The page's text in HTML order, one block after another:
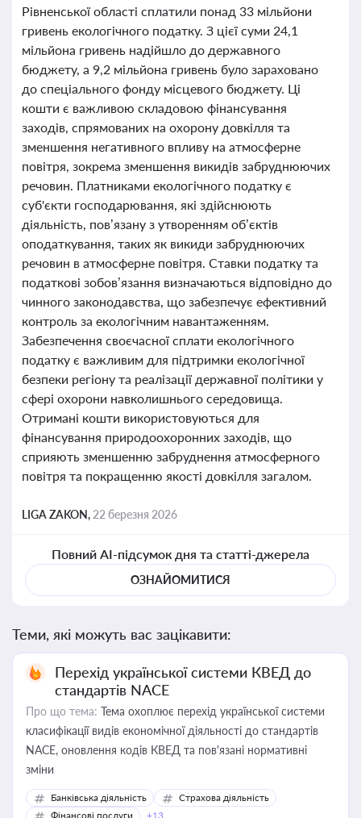
Рівненської області сплатили понад 33 мільйони
гривень екологічного податку. З цієї суми 24,1
мільйона гривень надійшло до державного
бюджету, а 9,2 мільйона гривень було зараховано
до спеціального фонду місцевого бюджету. Ці
кошти є важливою складовою фінансування
заходів, спрямованих на охорону довкілля та
зменшення негативного впливу на атмосферне
повітря, зокрема зменшення викидів забруднюючих
речовин. Платниками екологічного податку є
суб'єкти господарювання, які здійснюють
діяльність, пов’язану з утворенням об’єктів
оподаткування, таких як викиди забруднюючих
речовин в атмосферне повітря. Ставки податку та
податкові зобов’язання визначаються відповідно до
чинного законодавства, що забезпечує ефективний
контроль за екологічним навантаженням.
Забезпечення своєчасної сплати екологічного
податку є важливим для підтримки екологічної
безпеки регіону та реалізації державної політики у
сфері охорони навколишнього середовища.
Отримані кошти використовуються для
фінансування природоохоронних заходів, що
сприяють зменшенню забруднення атмосферного
повітря та покращенню якості довкілля загалом.
LIGA ZAKON, 22 березня 2026
Повний AI-підсумок дня та статті-джерела
ОЗНАЙОМИТИСЯ
Теми, які можуть вас зацікавити:
Перехід української системи КВЕД до
стандартів NACE
Про що тема: Тема охоплює перехід української системи
класифікації видів економічної діяльності до стандартів
NACE, оновлення кодів КВЕД та пов'язані нормативні
зміни
Банківська діяльність
Страхова діяльність
Фінансові послуги
+13